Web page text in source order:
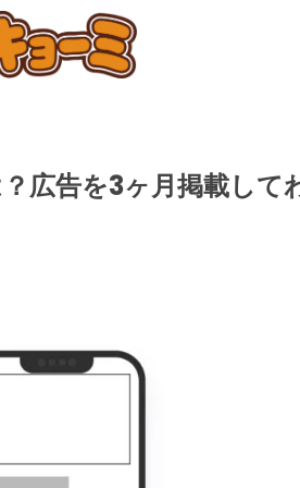
広告を3ヶ月掲載して